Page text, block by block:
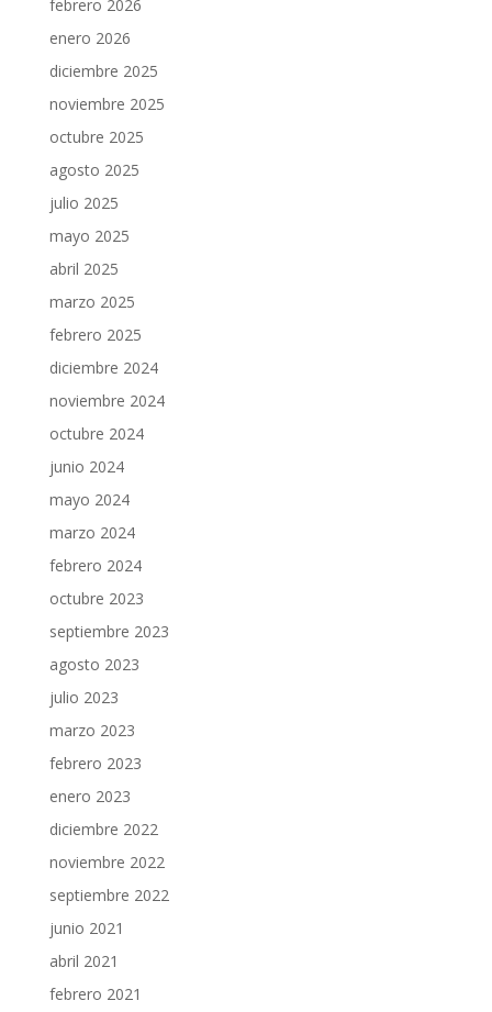
febrero 2026
enero 2026
diciembre 2025
noviembre 2025
octubre 2025
agosto 2025
julio 2025
mayo 2025
abril 2025
marzo 2025
febrero 2025
diciembre 2024
noviembre 2024
octubre 2024
junio 2024
mayo 2024
marzo 2024
febrero 2024
octubre 2023
septiembre 2023
agosto 2023
julio 2023
marzo 2023
febrero 2023
enero 2023
diciembre 2022
noviembre 2022
septiembre 2022
junio 2021
abril 2021
febrero 2021
Xarxes socials
COL·LABORA
Fes voluntariat
Fes un donatiu
Treballa amb nosaltres